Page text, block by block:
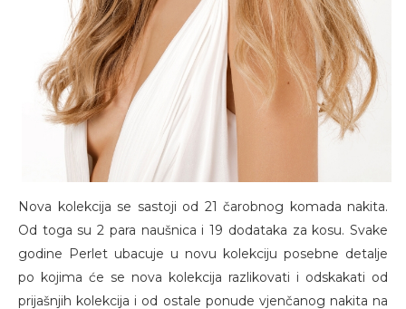
Nova kolekcija se sastoji od 21 čarobnog komada nakita.
Od toga su 2 para naušnica i 19 dodataka za kosu. Svake
godine Perlet ubacuje u novu kolekciju posebne detalje
po kojima će se nova kolekcija razlikovati i odskakati od
prijašnjih kolekcija i od ostale ponude vjenčanog nakita na